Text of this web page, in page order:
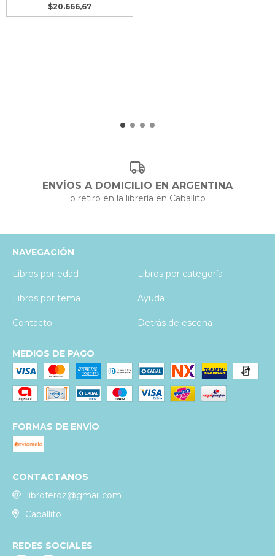
$20.666,67
ENVÍOS A DOMICILIO EN ARGENTINA
o retiro en la librería en Caballito
NAVEGACIÓN
Libros por edad
Libros por categoría
Libros por tema Ayuda
Contacto Detrás de escena
MEDIOS DE PAGO
FORMAS DE ENVÍO
CONTACTANOS
libroferoz@gmail.com
Caballito
REDES SOCIALES